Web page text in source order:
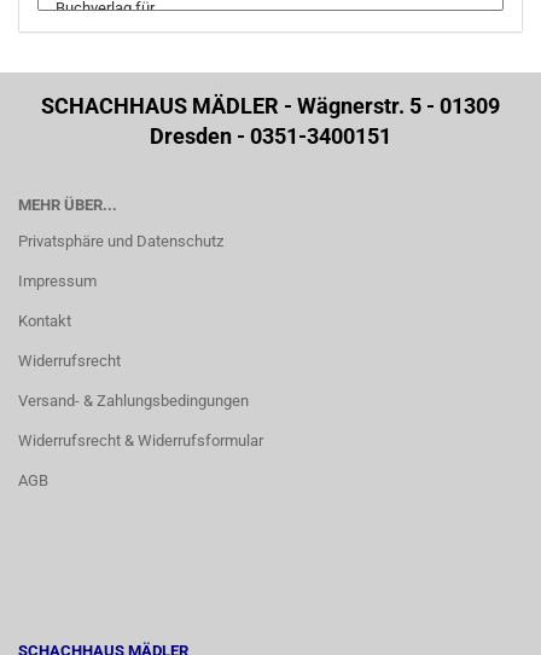
SCHACHHAUS MÄDLER - Wägnerstr. 5 - 01309
Dresden - 0351-3400151
MEHR ÜBER...
Privatsphäre und Datenschutz
Impressum
Kontakt
Widerrufsrecht
Versand- & Zahlungsbedingungen
Widerrufsrecht & Widerrufsformular
AGB
SCHACHHAUS MÄDLER